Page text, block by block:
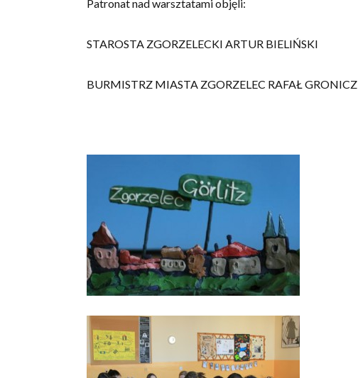
Patronat nad warsztatami objęli:
STAROSTA ZGORZELECKI ARTUR BIELIŃSKI
BURMISTRZ MIASTA ZGORZELEC RAFAŁ GRONICZ